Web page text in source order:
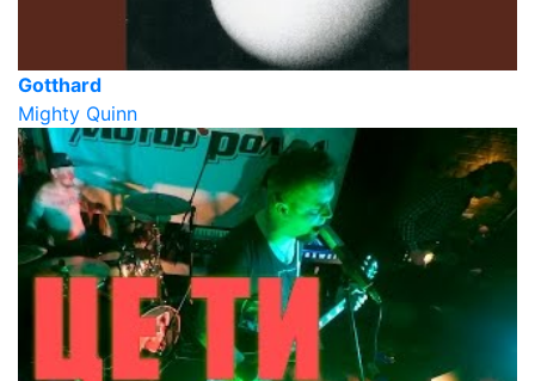
Gotthard
Mighty Quinn